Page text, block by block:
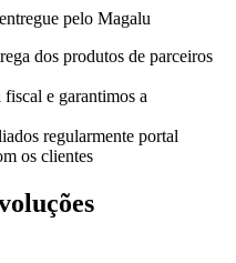
pelo Magalu
dos produtos de parceiros
e garantimos a
regularmente portal
os clientes